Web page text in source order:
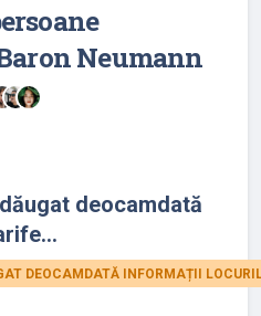
Neumann
deocamdată
DEOCAMDATĂ INFORMAȚII